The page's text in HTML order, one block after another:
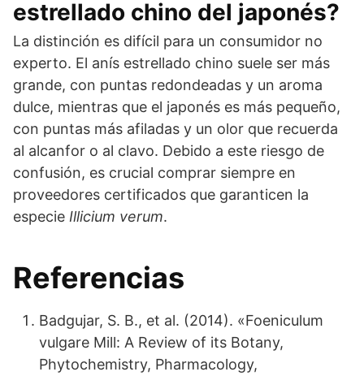
estrellado chino del japonés?
La distinción es difícil para un consumidor no
experto. El anís estrellado chino suele ser más
grande, con puntas redondeadas y un aroma
dulce, mientras que el japonés es más pequeño,
con puntas más afiladas y un olor que recuerda
al alcanfor o al clavo. Debido a este riesgo de
confusión, es crucial comprar siempre en
proveedores certificados que garanticen la
especie Illicium verum.
Referencias
Badgujar, S. B., et al. (2014). «Foeniculum
vulgare Mill: A Review of its Botany,
Phytochemistry, Pharmacology,